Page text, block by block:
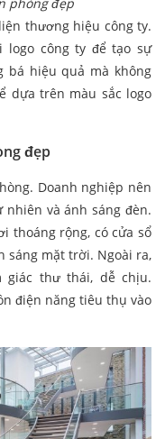
thương hiệu công ty.
logo công ty để tạo sự
bá hiệu quả mà không
dựa trên màu sắc logo
đẹp
Doanh nghiệp nên
và ánh sáng đèn.
thoáng rộng, có cửa sổ
sáng mặt trời. Ngoài ra,
giác thư thái, dễ chịu.
điện năng tiêu thụ vào